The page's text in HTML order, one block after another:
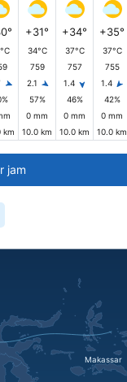
+31° +34° +35°
34°C 37°C 37°C
759 757 755
2.1 1.4 1.4
57% 46% 42%
0 mm 0 mm 0 mm
km 10.0 km 10.0 km 10.0 km
jam